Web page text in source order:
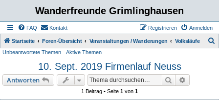
Wanderfreunde Grimlinghausen
FAQ Kontakt Anmelden
Registrieren
Startseite Foren-Übersicht Veranstaltungen / Wanderungen Volksläufe
Unbeantwortete Themen Aktive Themen
10. Sept. 2019 Firmenlauf Neuss
Antworten Suche
1 Beitrag • Seite 1 von 1